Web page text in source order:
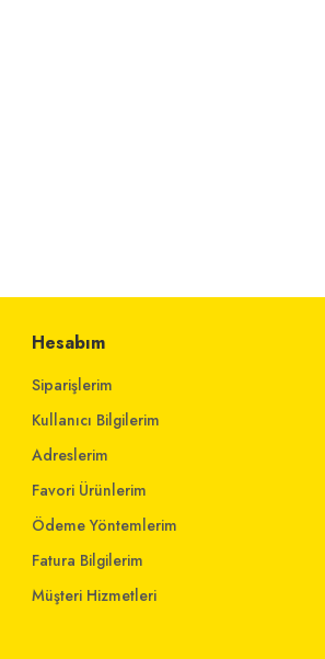
Hesabım
Siparişlerim
Kullanıcı Bilgilerim
Adreslerim
Favori Ürünlerim
Ödeme Yöntemlerim
Fatura Bilgilerim
Müşteri Hizmetleri